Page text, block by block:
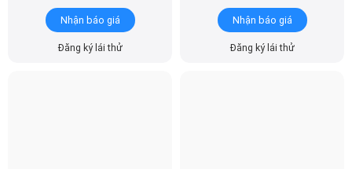
Nhận báo giá
Đăng ký lái thử
Nhận báo giá
Đăng ký lái thử